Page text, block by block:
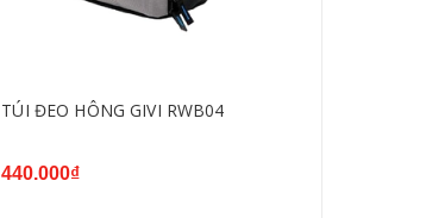
TÚI ĐEO HÔNG GIVI RWB04
440.000₫